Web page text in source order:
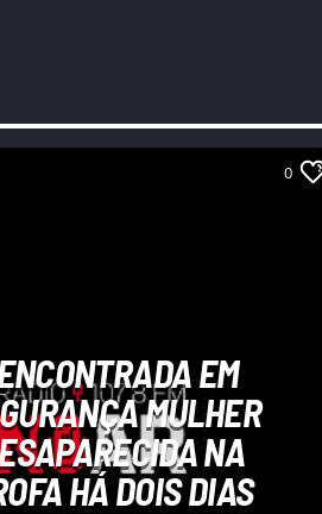
0
EM
MULHER
NA
HÁ DOIS DIAS